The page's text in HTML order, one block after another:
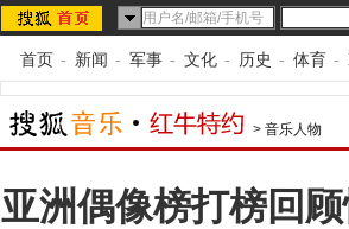
首页 - 新闻 - 军事 - 文化 - 历史 - 体育 -
> 音乐人物
亚洲偶像榜打榜回